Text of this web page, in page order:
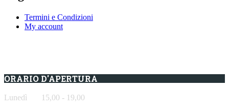
Termini e Condizioni
My account
ORARIO D'APERTURA
Lunedì 15,00 - 19,00